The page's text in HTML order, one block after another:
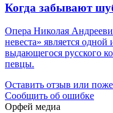
Когда забывают
Опера Николая
невеста» является
выдающегося русского
певцы.
Оставить отзыв или
Сообщить об ошибке
Орфей медиа